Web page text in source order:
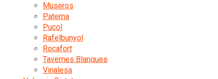
Museros
Paterna
Puçol
Rafelbunyol
Rocafort
Tavernes Blanques
Vinalesa